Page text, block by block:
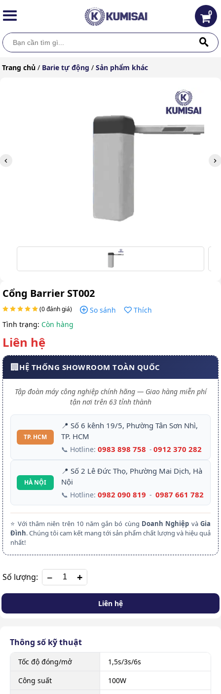
0
Trang chủ / Barie tự động / Sản phẩm khác
Cổng Barrier ST002
(0 đánh giá) So sánh
Thích
Tình trạng: Còn hàng
Liên hệ
🏢HỆ THỐNG SHOWROOM TOÀN QUỐC
Tập đoàn máy công nghiệp chính hãng — Giao hàng miễn phí
tận nơi trên 63 tỉnh thành
TP. HCM
📍 Số 6 kênh 19/5, Phường Tân Sơn Nhì,
TP. HCM
📞 Hotline: 0983 898 758 - 0912 370 282
HÀ NỘI
📍 Số 2 Lê Đức Thọ, Phường Mai Dịch, Hà
Nội
📞 Hotline: 0982 090 819 - 0987 661 782
⭐ Với thâm niên trên 10 năm gắn bó cùng Doanh Nghiệp vàGia
Đình. Chúng tôi cam kết mang tới sản phẩm chất lượng và hiệu quả
nhất!
Số lượng: +
Liên hệ
Thông số kỹ thuật
Tốc độ đóng/mở
1,5s/3s/6s
Công suất
100W